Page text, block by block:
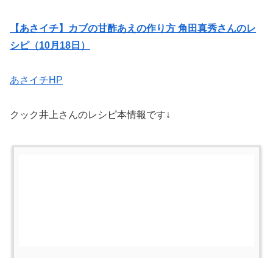
【あさイチ】カブの甘酢あえの作り方 角田真秀さんのレ
シピ（10月18日）
あさイチHP
クック井上さんのレシピ本情報です↓